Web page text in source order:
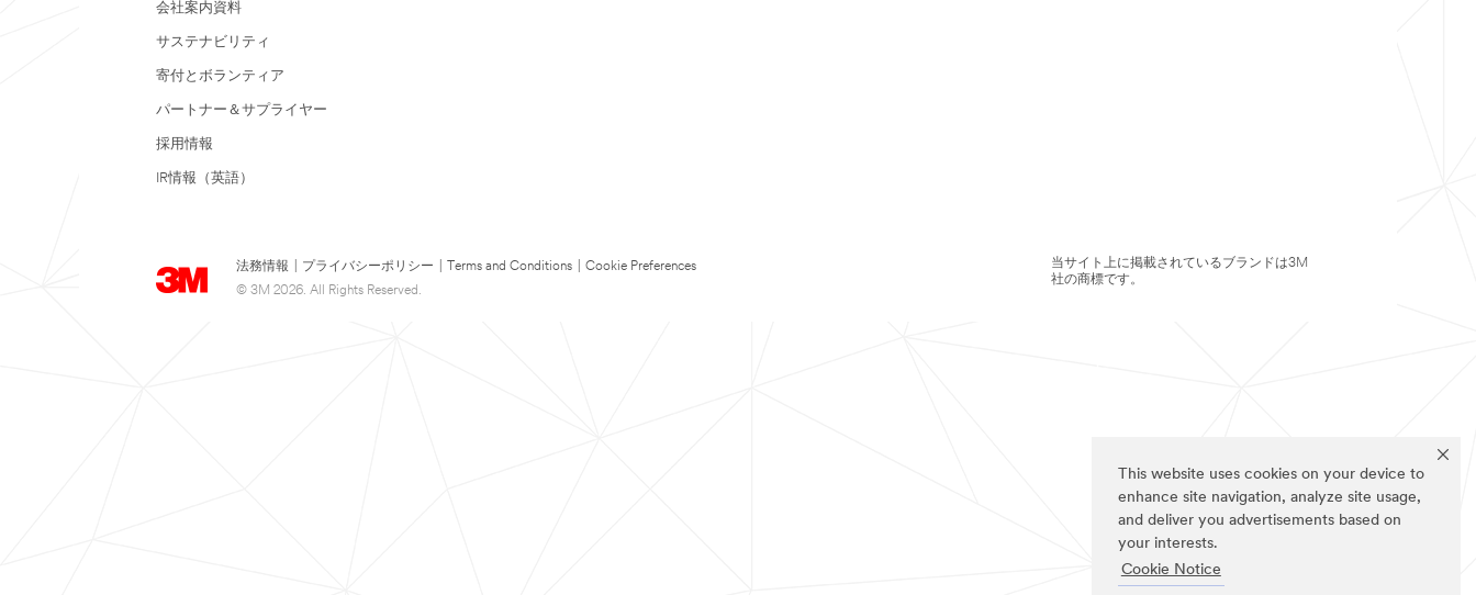
This website uses cookies on your device to
enhance site navigation, analyze site usage,
and deliver you advertisements based on
your interests.
Cookie Notice
会社案内資料
サステナビリティ
寄付とボランティア
パートナー＆サプライヤー
採用情報
IR情報（英語）
法務情報 プライバシーポリシー Terms and Conditions
Cookie Preferences
© 3M 2026. All Rights Reserved.
当サイト上に掲載されているブランドは3M
社の商標です。